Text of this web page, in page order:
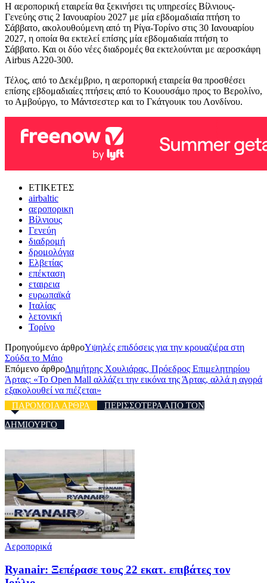
Η αεροπορική εταιρεία θα ξεκινήσει τις υπηρεσίες Βίλνιους-
Γενεύης στις 2 Ιανουαρίου 2027 με μία εβδομαδιαία πτήση το
Σάββατο, ακολουθούμενη από τη Ρίγα-Τορίνο στις 30 Ιανουαρίου
2027, η οποία θα εκτελεί επίσης μία εβδομαδιαία πτήση το
Σάββατο. Και οι δύο νέες διαδρομές θα εκτελούνται με αεροσκάφη
Airbus A220-300.
Τέλος, από το Δεκέμβριο, η αεροπορική εταιρεία θα προσθέσει
επίσης εβδομαδιαίες πτήσεις από το Κουουσάμο προς το Βερολίνο,
το Αμβούργο, το Μάντσεστερ και το Γκάτγουικ του Λονδίνου.
ΕΤΙΚΕΤΕΣ
airbaltic
αεροπορικη
Βίλνιους
Γενεύη
διαδρομή
δρομολόγια
Ελβετίας
επέκταση
εταιρεια
ευρωπαϊκά
Ιταλίας
λετονική
Τορίνο
Προηγούμενο άρθροΥψηλές επιδόσεις για την κρουαζιέρα στη
Σούδα το Μάιο
Επόμενο άρθροΔημήτρης Χουλιάρας, Πρόεδρος Επιμελητηρίου
Άρτας: «Το Open Mall αλλάζει την εικόνα της Άρτας, αλλά η αγορά
εξακολουθεί να πιέζεται»
ΠΑΡΟΜΟΙΑ ΑΡΘΡΑ
ΠΕΡΙΣΣΟΤΕΡΑ ΑΠΟ ΤΟΝ
ΔΗΜΙΟΥΡΓΟ
Αεροπορικά
Ryanair: Ξεπέρασε τους 22 εκατ. επιβάτες τον